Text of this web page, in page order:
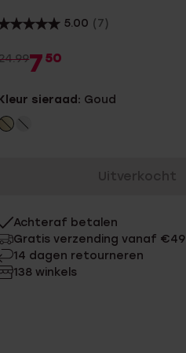
5.00 (7)
7 50
sieraad: Goud
Uitverkocht
Achteraf betalen
Gratis verzending vanaf €49
14 dagen retourneren
138 winkels